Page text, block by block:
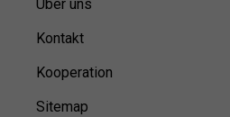
Über uns
Kontakt
Kooperation
Sitemap